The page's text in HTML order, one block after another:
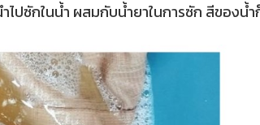
ไปซักในน้ำ ผสมกับน้ำยาในการซัก สีของ